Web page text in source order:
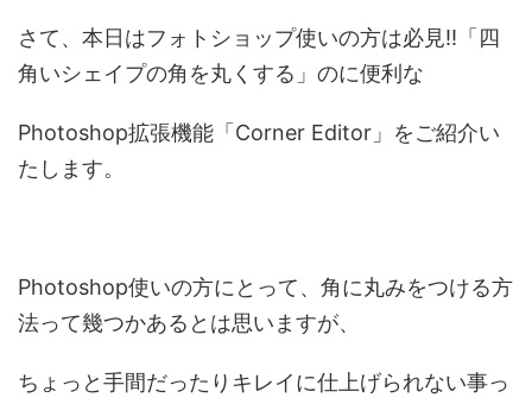
さて、本日はフォトショップ使いの方は必見!!「四
角いシェイプの角を丸くする」のに便利な
Photoshop拡張機能「Corner Editor」をご紹介い
たします。
Photoshop使いの方にとって、角に丸みをつける方
法って幾つかあるとは思いますが、
ちょっと手間だったりキレイに仕上げられない事っ